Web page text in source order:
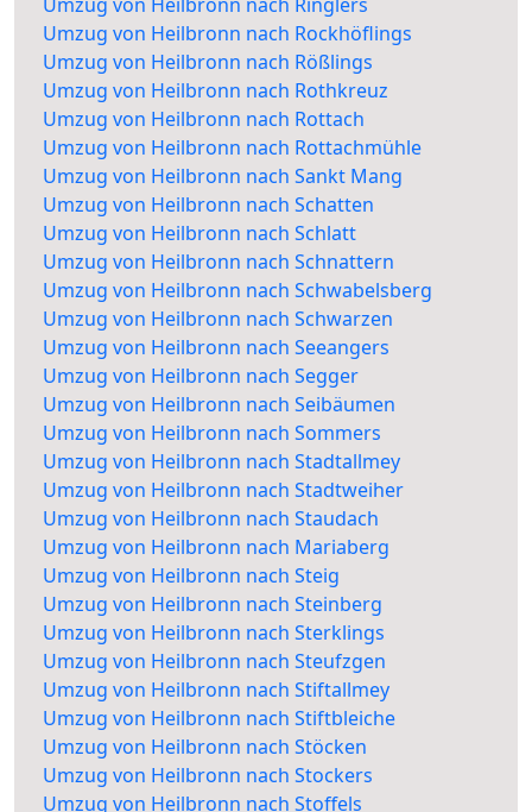
Umzug von Heilbronn nach Rockhöflings
Umzug von Heilbronn nach Rößlings
Umzug von Heilbronn nach Rothkreuz
Umzug von Heilbronn nach Rottach
Umzug von Heilbronn nach Rottachmühle
Umzug von Heilbronn nach Sankt Mang
Umzug von Heilbronn nach Schatten
Umzug von Heilbronn nach Schlatt
Umzug von Heilbronn nach Schnattern
Umzug von Heilbronn nach Schwabelsberg
Umzug von Heilbronn nach Schwarzen
Umzug von Heilbronn nach Seeangers
Umzug von Heilbronn nach Segger
Umzug von Heilbronn nach Seibäumen
Umzug von Heilbronn nach Sommers
Umzug von Heilbronn nach Stadtallmey
Umzug von Heilbronn nach Stadtweiher
Umzug von Heilbronn nach Staudach
Umzug von Heilbronn nach Mariaberg
Umzug von Heilbronn nach Steig
Umzug von Heilbronn nach Steinberg
Umzug von Heilbronn nach Sterklings
Umzug von Heilbronn nach Steufzgen
Umzug von Heilbronn nach Stiftallmey
Umzug von Heilbronn nach Stiftbleiche
Umzug von Heilbronn nach Stöcken
Umzug von Heilbronn nach Stockers
Umzug von Heilbronn nach Stoffels